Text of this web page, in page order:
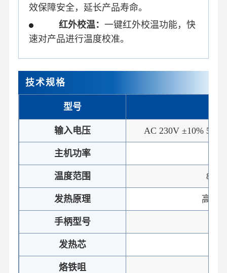
效保障安全，延长产品寿命。
红外校温： 一键红外校温功能，快
速对产品进行温度校准。
技术规格
型号
输入电压 AC 230V ±10%
主机功率
温度范围
发热原理 高频
手柄型号
发热芯
烙铁咀